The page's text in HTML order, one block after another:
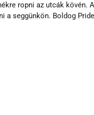
ropni az utcák kövén.
a seggünkön. Boldog